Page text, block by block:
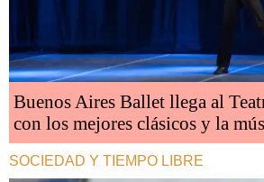
Buenos Aires Ballet llega al
con los mejores clásicos y la
SOCIEDAD Y TIEMPO LIBRE